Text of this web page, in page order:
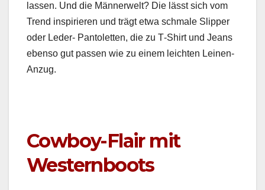
lassen. Und die Män­ner­welt? Die lässt sich vom
Trend inspiri­eren und trägt etwa schmale Slip­per
oder Led­er- Pan­to­let­ten, die zu T‑Shirt und Jeans
eben­so gut passen wie zu einem leicht­en Leinen-
Anzug.
Cowboy-Flair mit
Westernboots